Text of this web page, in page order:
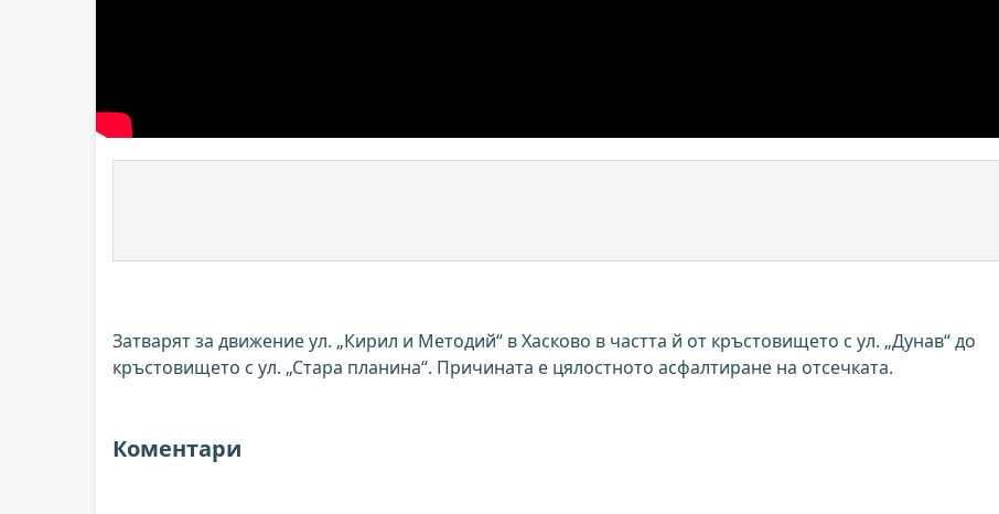
Затварят за движение ул. „Кирил и Методий“ в Хасково в частта й от кръстовището с ул. „Дунав“ до
кръстовището с ул. „Стара планина“. Причината е цялостното асфалтиране на отсечката.
Коментари